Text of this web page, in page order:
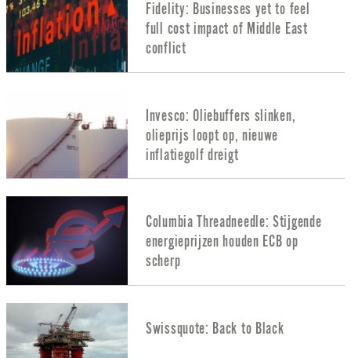
Fidelity: Businesses yet to feel
full cost impact of Middle East
conflict
Invesco: Oliebuffers slinken,
olieprijs loopt op, nieuwe
inflatiegolf dreigt
Columbia Threadneedle: Stijgende
energieprijzen houden ECB op
scherp
Swissquote: Back to Black